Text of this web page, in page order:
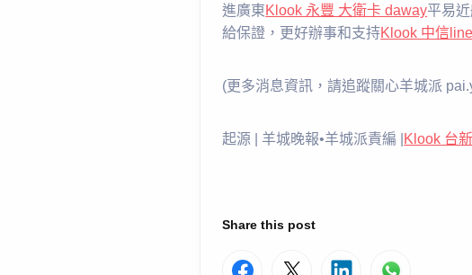
進廣東Klook 永豐 大衛卡 daway平易
給保證，更好辦事和支持Klook 中信
(更多消息資訊，請追蹤關心羊城派
起源 | 羊城晚報•羊城派責編 |Klook 台
Share this post